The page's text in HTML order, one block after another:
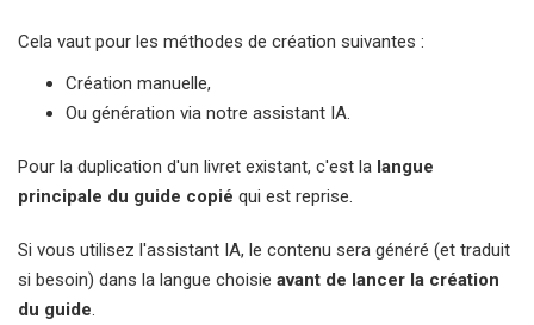
Cela vaut pour les méthodes de création suivantes :
Création manuelle,
Ou génération via notre assistant IA.
Pour la duplication d'un livret existant, c'est la langue
principale du guide copié qui est reprise.
Si vous utilisez l'assistant IA, le contenu sera généré (et traduit
si besoin) dans la langue choisie avant de lancer la création
du guide.